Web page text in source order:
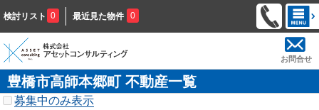
検討リスト 0 最近見た物件 0
お問合せ
豊橋市高師本郷町 不動産一覧
募集中のみ表示